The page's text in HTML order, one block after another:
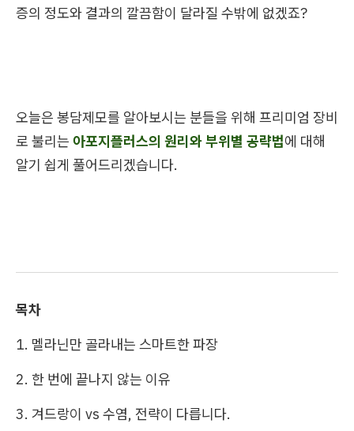
증의 정도와 결과의 깔끔함이 달라질 수밖에 없겠죠?
오늘은 봉담제모를 알아보시는 분들을 위해 프리미엄 장비
로 불리는 아포지플러스의 원리와 부위별 공략법에 대해
알기 쉽게 풀어드리겠습니다.
목차
1. 멜라닌만 골라내는 스마트한 파장
2. 한 번에 끝나지 않는 이유
3. 겨드랑이 vs 수염, 전략이 다릅니다.